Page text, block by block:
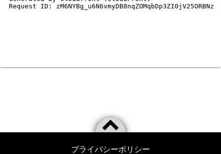
プライバシーポリシー